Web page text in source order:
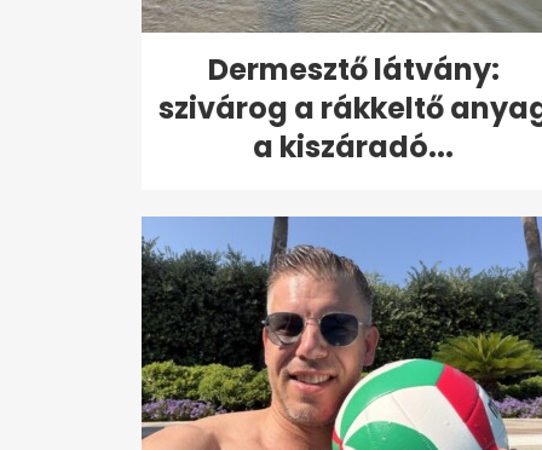
Dermesztő látvány:
szivárog a rákkeltő
a kiszáradó...